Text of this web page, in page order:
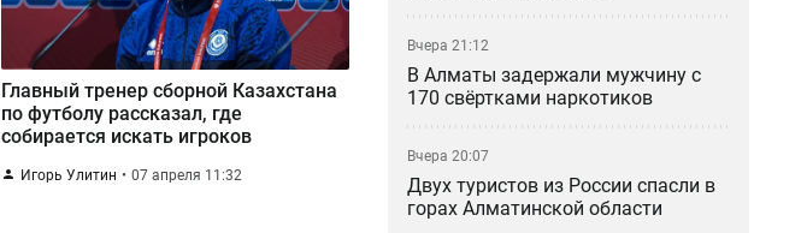
Главный тренер сборной Казахстана
по футболу рассказал, где
собирается искать игроков
Игорь Улитин 07 апреля 11:32
Вчера 21:12
В Алматы задержали мужчину с
170 свёртками наркотиков
Вчера 20:07
Двух туристов из России спасли в
горах Алматинской области